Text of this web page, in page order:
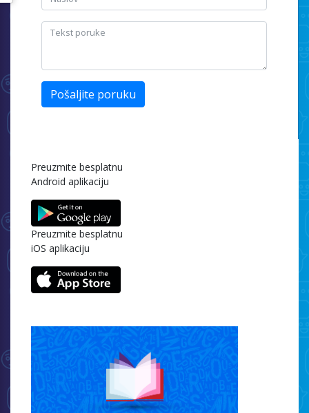
Pošaljite poruku
Preuzmite besplatnu
Android aplikaciju
Preuzmite besplatnu
iOS aplikaciju